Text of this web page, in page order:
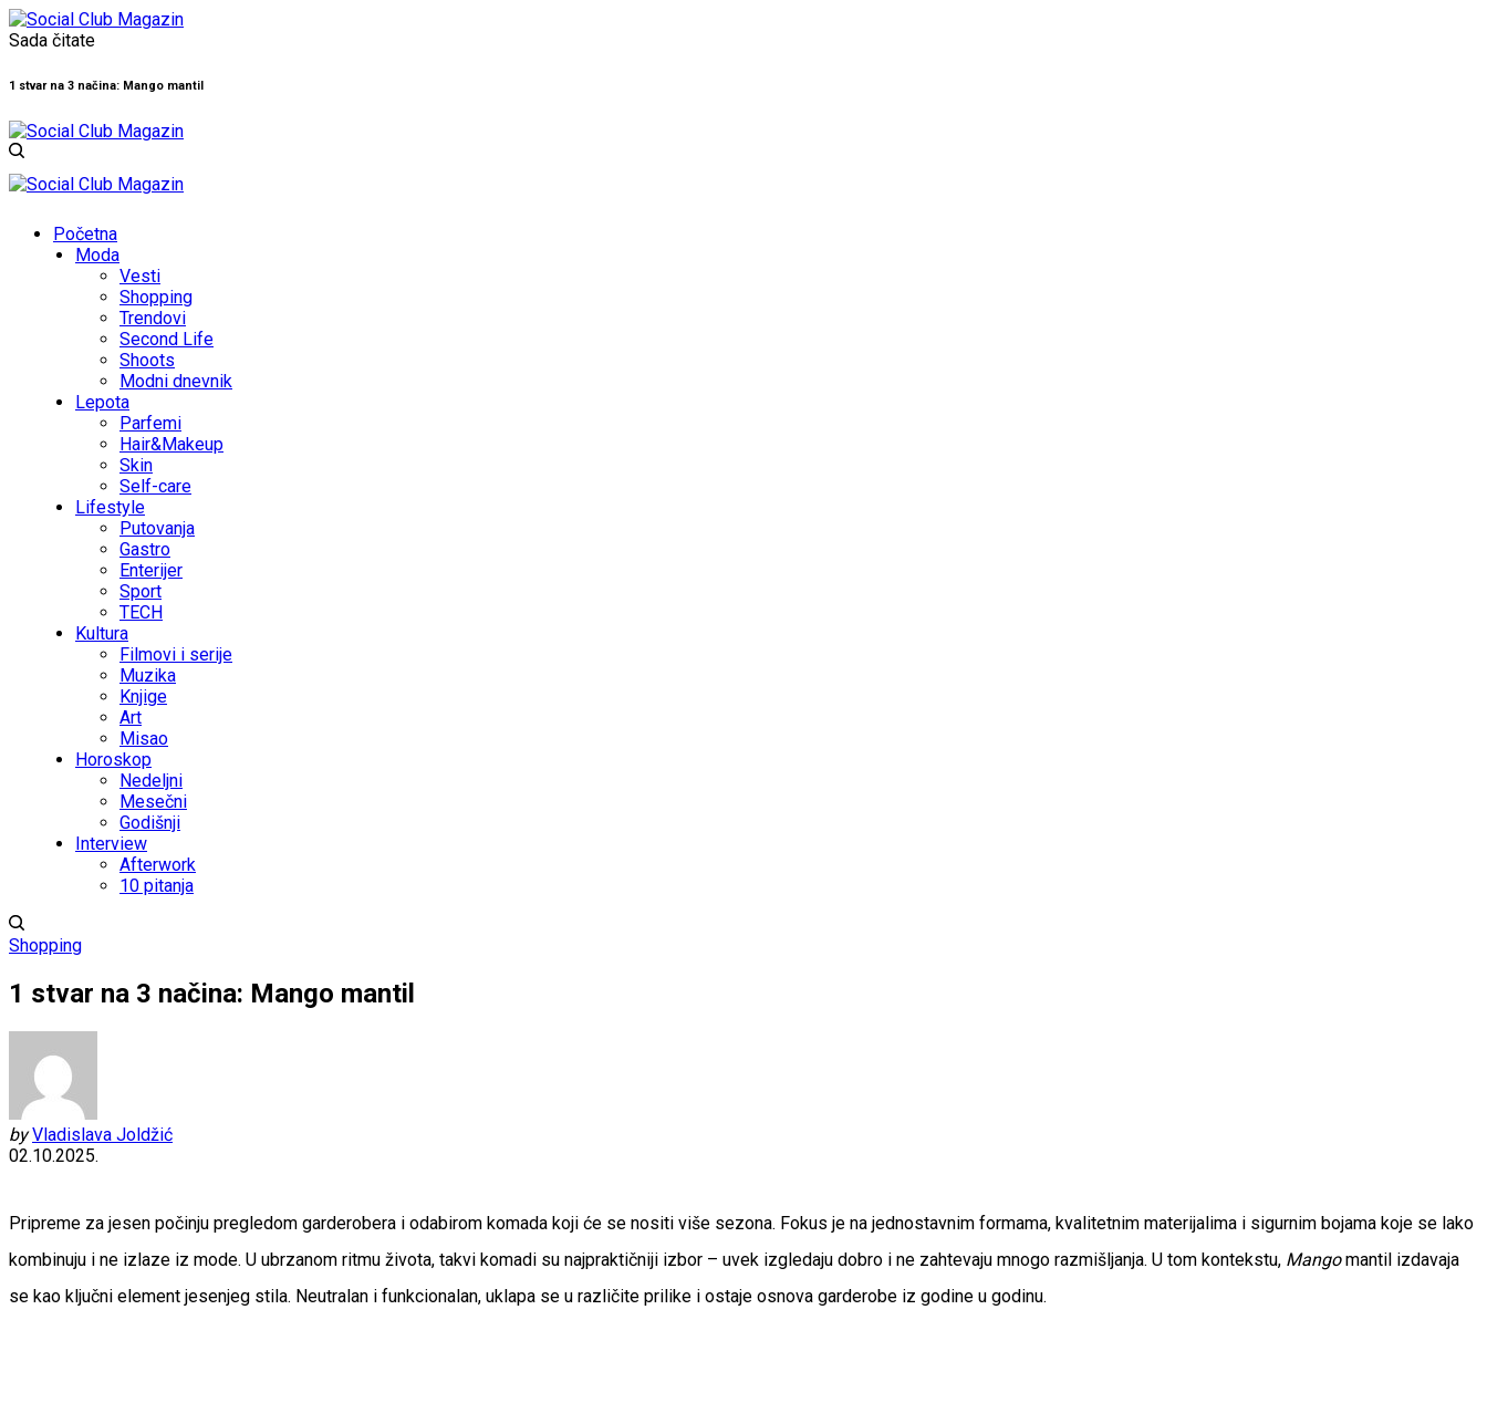
Sada čitate
1 stvar na 3 načina: Mango mantil
Početna
Moda
Vesti
Shopping
Trendovi
Second Life
Shoots
Modni dnevnik
Lepota
Parfemi
Hair&Makeup
Skin
Self-care
Lifestyle
Putovanja
Gastro
Enterijer
Sport
TECH
Kultura
Filmovi i serije
Muzika
Knjige
Art
Misao
Horoskop
Nedeljni
Mesečni
Godišnji
Interview
Afterwork
10 pitanja
Shopping
1 stvar na 3 načina: Mango mantil
by Vladislava Joldžić
02.10.2025.
Pripreme za jesen počinju pregledom garderobera i odabirom komada koji će se nositi više sezona. Fokus je na jednostavnim formama, kvalitetnim materijalima i sigurnim bojama koje se lako
kombinuju i ne izlaze iz mode. U ubrzanom ritmu života, takvi komadi su najpraktičniji izbor – uvek izgledaju dobro i ne zahtevaju mnogo razmišljanja. U tom kontekstu, Mangomantil izdavaja
se kao ključni element jesenjeg stila. Neutralan i funkcionalan, uklapa se u različite prilike i ostaje osnova garderobe iz godine u godinu.